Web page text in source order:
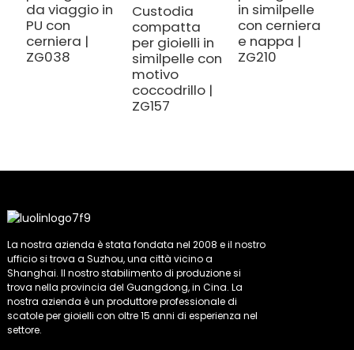
da viaggio in
PU con
cerniera |
ZG038
Custodia
compatta
per gioielli in
similpelle con
motivo
coccodrillo |
ZG157
in similpelle
con cerniera
e nappa |
ZG210
La nostra azienda è stata fondata nel 2008 e il nostro
ufficio si trova a Suzhou, una città vicino a
Shanghai. Il nostro stabilimento di produzione si
trova nella provincia del Guangdong, in Cina. La
nostra azienda è un produttore professionale di
scatole per gioielli con oltre 15 anni di esperienza nel
settore.